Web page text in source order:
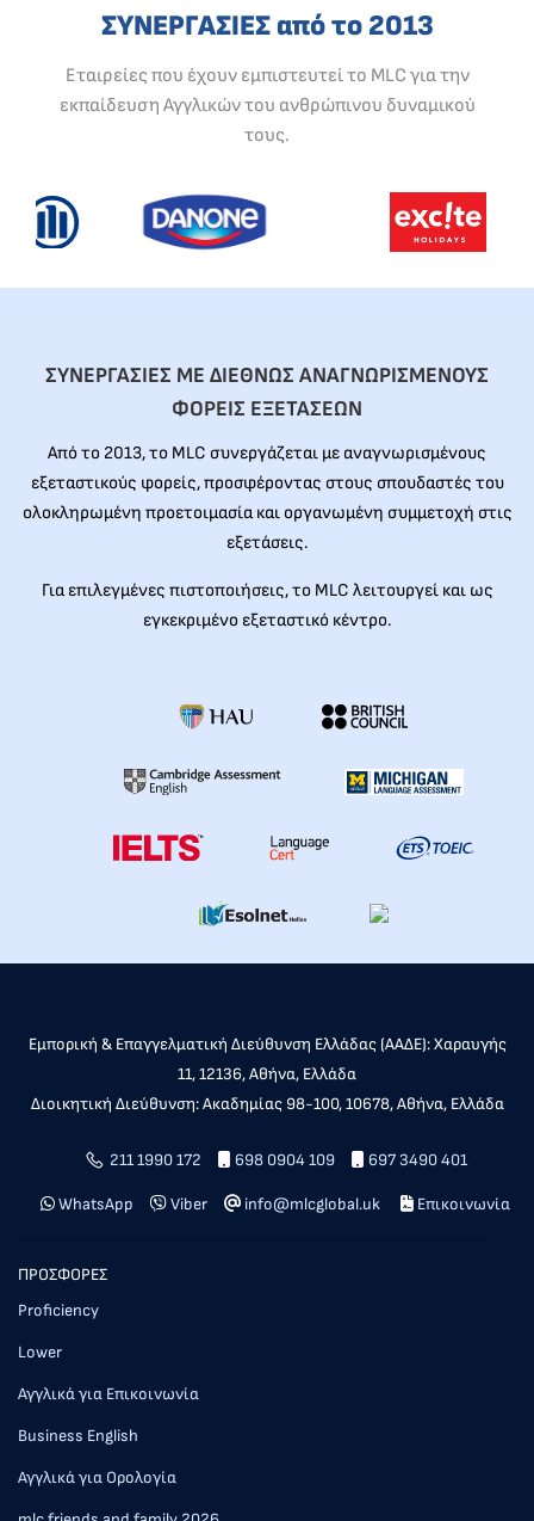
ΣΥΝΕΡΓΑΣΙΕΣ από το 2013
Εταιρείες που έχουν εμπιστευτεί το MLC για την
εκπαίδευση Αγγλικών του ανθρώπινου δυναμικού
τους.
ΣΥΝΕΡΓΑΣΙΕΣ ΜΕ ΔΙΕΘΝΩΣ ΑΝΑΓΝΩΡΙΣΜΕΝΟΥΣ
ΦΟΡΕΙΣ ΕΞΕΤΑΣΕΩΝ
Από το 2013, το MLC συνεργάζεται με αναγνωρισμένους
εξεταστικούς φορείς, προσφέροντας στους σπουδαστές του
ολοκληρωμένη προετοιμασία και οργανωμένη συμμετοχή στις
εξετάσεις.
Για επιλεγμένες πιστοποιήσεις, το MLC λειτουργεί και ως
εγκεκριμένο εξεταστικό κέντρο.
Εμπορική & Επαγγελματική Διεύθυνση Ελλάδας (ΑΑΔΕ): Χαραυγής
11, 12136, Αθήνα, Ελλάδα
Διοικητική Διεύθυνση: Ακαδημίας 98-100, 10678, Αθήνα, Ελλάδα
211 1990 172 698 0904 109 697 3490 401
WhatsApp Viber info@mlcglobal.uk Επικοινωνία
ΠΡΟΣΦΟΡΕΣ
Proficiency
Lower
Αγγλικά για Επικοινωνία
Business English
Αγγλικά για Ορολογία